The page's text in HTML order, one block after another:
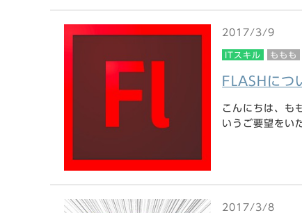
2017/3/9
ITスキル ももも
FLASHにつ
こんにちは、も
いうご要望をい
2017/3/8